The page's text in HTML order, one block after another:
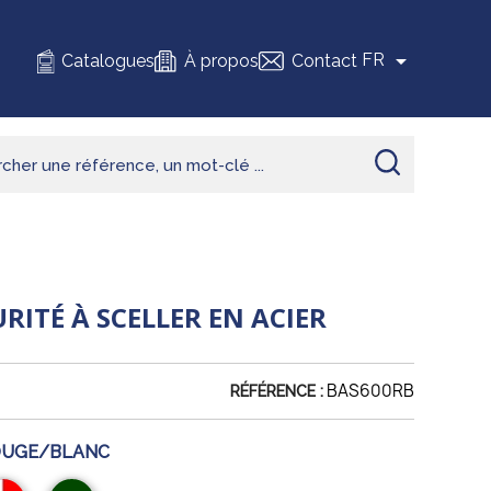
Catalogues À propos Contact FR 
À SCELLER EN ACIER
RÉFÉRENCE : BAS600RB
BLANC